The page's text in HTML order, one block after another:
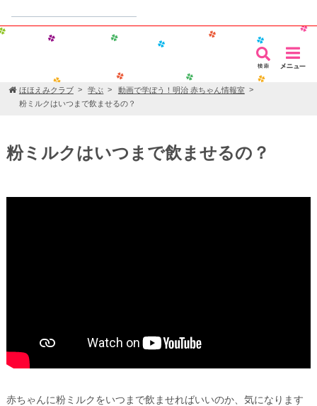
ほほえみクラブ 学ぶ
動画で学ぼう！明治 赤ちゃん情報室
粉ミルクはいつまで飲ませるの？
粉ミルクはいつまで飲ませるの？
赤ちゃんに粉ミルクをいつまで飲ませればいいのか、気になります